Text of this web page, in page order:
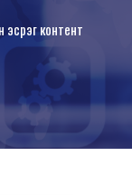
эсрэг контент